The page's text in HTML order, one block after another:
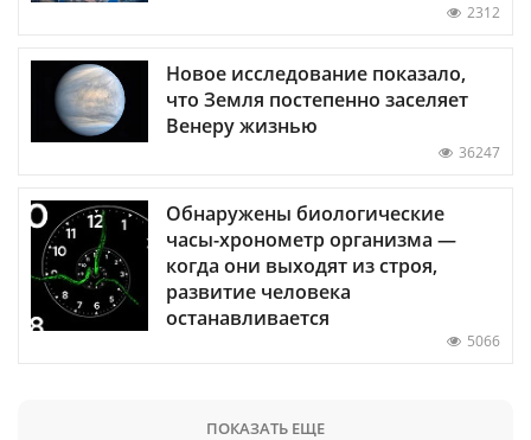
2312
Новое исследование показало,
что Земля постепенно заселяет
Венеру жизнью
36247
Обнаружены биологические
часы-хронометр организма —
когда они выходят из строя,
развитие человека
останавливается
5066
ПОКАЗАТЬ ЕЩЕ